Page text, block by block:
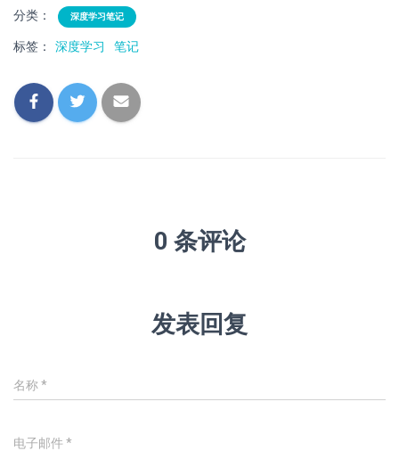
分类： 深度学习笔记
标签： 深度学习 笔记
0 条评论
发表回复
名称*
电子邮件 *